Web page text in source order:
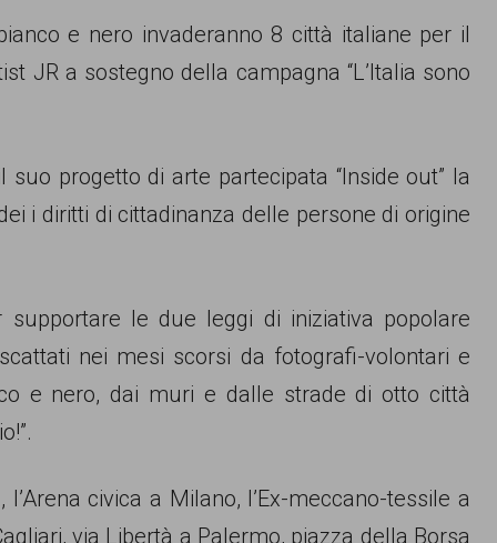
e nero invaderanno 8 città italiane per il
JR a sostegno della campagna “L’Italia sono
suo progetto di arte partecipata “Inside out” la
i diritti di cittadinanza delle persone di origine
supportare le due leggi di iniziativa popolare
nei mesi scorsi da fotografi-volontari e
e nero, dai muri e dalle strade di otto città
civica a Milano, l’Ex-meccano-tessile a
via Libertà a Palermo, piazza della Borsa